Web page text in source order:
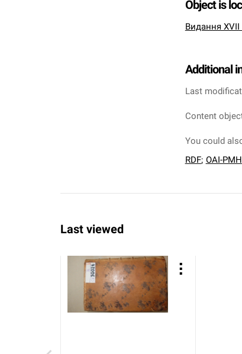
Object is
Видання XVII
Additional
Last
Content
You could
RDF; OAI-PMH
Last viewed